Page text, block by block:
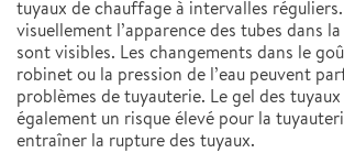
tuyaux de chauffage à intervalles
visuellement l’apparence des tubes dans
sont visibles. Les changements dans le
robinet ou la pression de l’eau peuvent
problèmes de tuyauterie. Le gel des
également un risque élevé pour la
entraîner la rupture des tuyaux.